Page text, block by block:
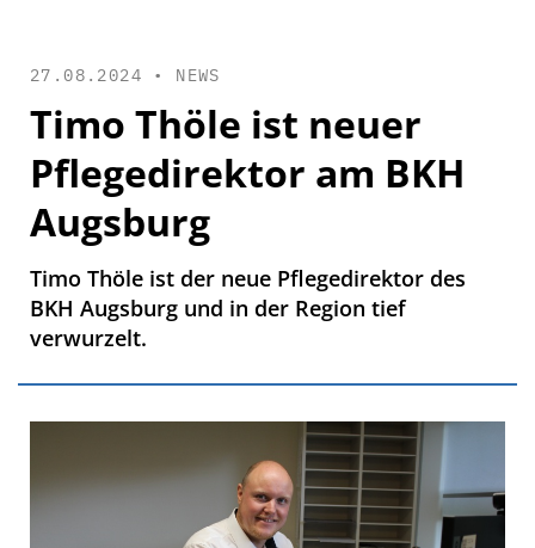
27.08.2024 • NEWS
Timo Thöle ist neuer
Pflegedirektor am BKH
Augsburg
Timo Thöle ist der neue Pflegedirektor des
BKH Augsburg und in der Region tief
verwurzelt.